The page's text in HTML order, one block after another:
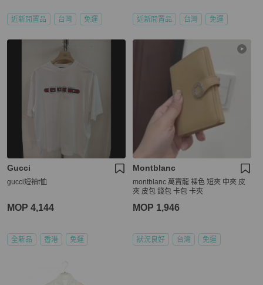
近新閒置品 台灣 免運 近新閒置品 台灣 免運
Gucci
gucci短袖t恤
MOP 4,144
全新品 香港 免運
Montblanc
montblanc 萬寶龍 裸色 短夾 中夾 皮
夾 皮包 錢包 卡包 卡夾
MOP 1,946
狀況良好 台灣 免運